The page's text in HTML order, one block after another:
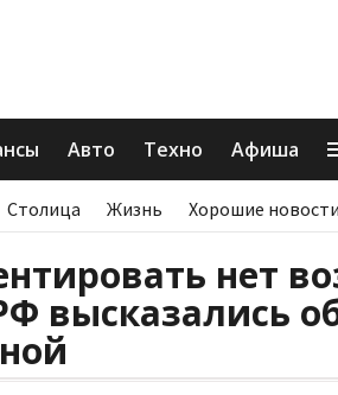
Авто Техно Афиша
Столица Жизнь Хорошие новости
нет
высказались